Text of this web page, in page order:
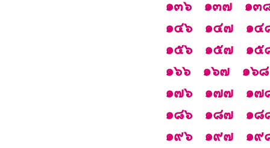
๑๓๖
๑๓๗
๑๓
๑๔๖
๑๔๗
๑๔
๑๕๖
๑๕๗
๑๕
๑๖๖
๑๖๗
๑๖๘
๑๗๖
๑๗๗
๑๗
๑๘๖
๑๘๗
๑๘
๑๙๖
๑๙๗
๑๙